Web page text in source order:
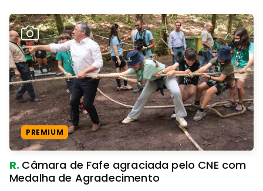
PREMIUM
R. Câmara de Fafe agraciada pelo CNE com
Medalha de Agradecimento